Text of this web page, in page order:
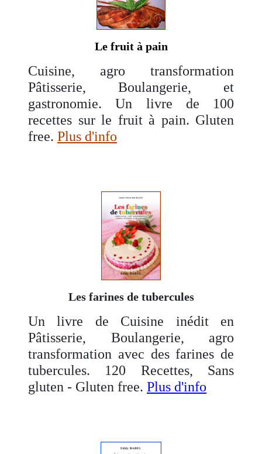
Le fruit à pain
Cuisine, agro transformation
Pâtisserie, Boulangerie, et
gastronomie. Un livre de 100
recettes sur le fruit à pain. Gluten
free. Plus d'info
Les farines de tubercules
Un livre de Cuisine inédit en
Pâtisserie, Boulangerie, agro
transformation avec des farines de
tubercules. 120 Recettes, Sans
gluten - Gluten free. Plus d'info